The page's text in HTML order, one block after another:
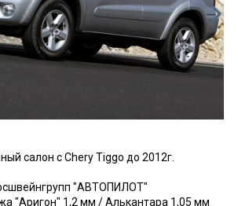
салон с Chery Tiggo до 2012г.
"АВТОПИЛОТ"
"Аригон" 1,2 мм / Алькантара 1,05 мм